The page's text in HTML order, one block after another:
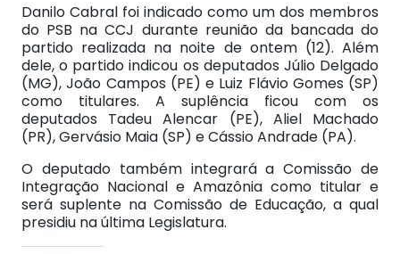
Danilo Cabral foi indicado como um dos membros
do PSB na CCJ durante reunião da bancada do
partido realizada na noite de ontem (12). Além
dele, o partido indicou os deputados Júlio Delgado
(MG), João Campos (PE) e Luiz Flávio Gomes (SP)
como titulares. A suplência ficou com os
deputados Tadeu Alencar (PE), Aliel Machado
(PR), Gervásio Maia (SP) e Cássio Andrade (PA).
O deputado também integrará a Comissão de
Integração Nacional e Amazônia como titular e
será suplente na Comissão de Educação, a qual
presidiu na última Legislatura.